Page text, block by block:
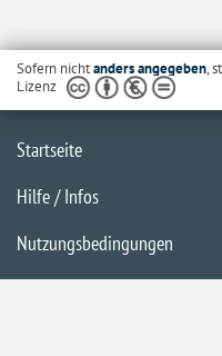
Sofern nichtanders angegeben,
Lizenz
Startseite
Hilfe / Infos
Nutzungsbedingungen